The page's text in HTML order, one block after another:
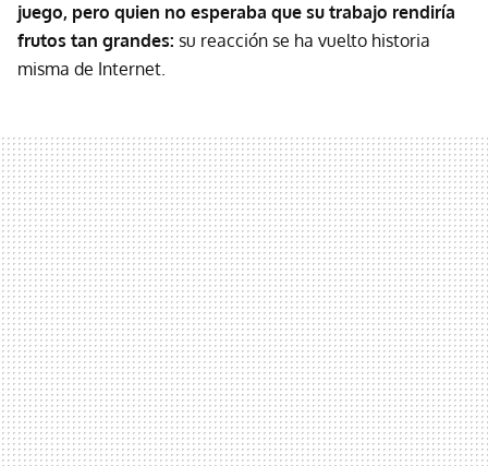
juego, pero quien no esperaba que su trabajo rendiría
frutos tan grandes: su reacción se ha vuelto historia
misma de Internet.